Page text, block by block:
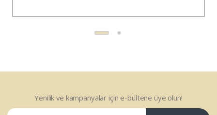
Yenilik ve kampanyalar için e-bültene üye olun!